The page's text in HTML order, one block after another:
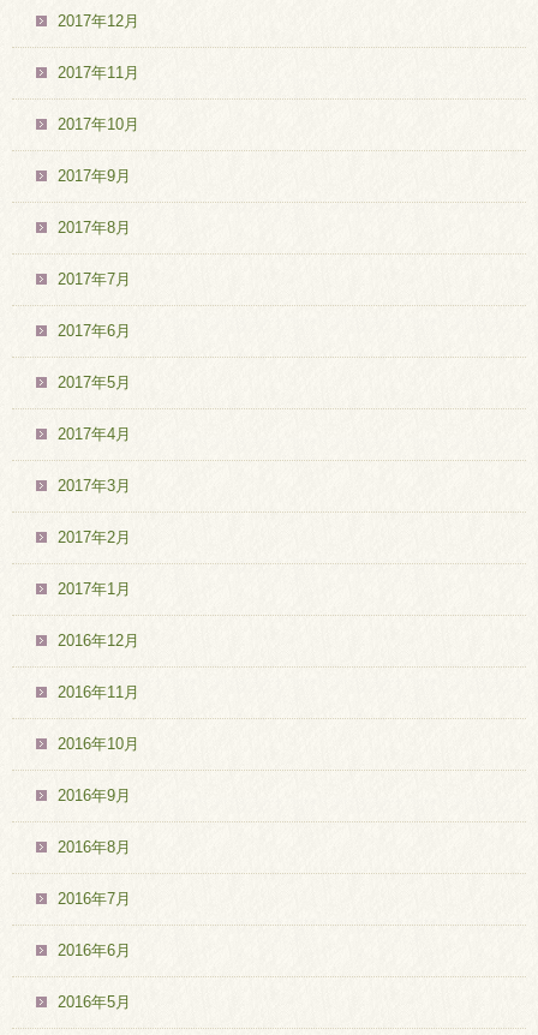
2017年12月
2017年11月
2017年10月
2017年9月
2017年8月
2017年7月
2017年6月
2017年5月
2017年4月
2017年3月
2017年2月
2017年1月
2016年12月
2016年11月
2016年10月
2016年9月
2016年8月
2016年7月
2016年6月
2016年5月